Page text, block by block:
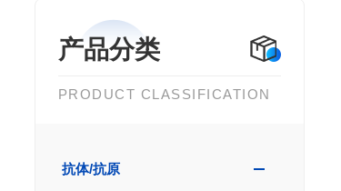
产品分类
PRODUCT CLASSIFICATION
抗体/抗原